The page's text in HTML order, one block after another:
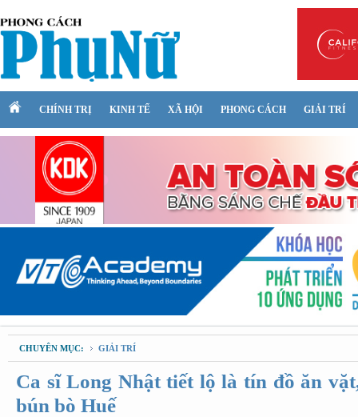
CHÍNH TRỊ KINH TẾ XÃ HỘI PHONG CÁCH GIẢI TRÍ
CHUYÊN MỤC: GIẢI TRÍ
Ca sĩ Long Nhật tiết lộ là tín đồ ăn
bún bò Huế